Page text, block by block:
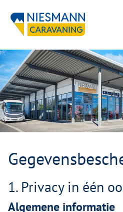
1. Privacy in één
Algemene informatie